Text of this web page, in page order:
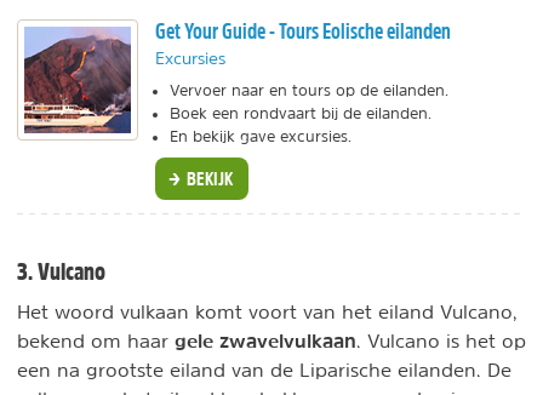
Get Your Guide - Tours Eolische eilanden
Excursies
Vervoer naar en tours op de eilanden.
Boek een rondvaart bij de eilanden.
En bekijk gave excursies.
BEKIJK
3. Vulcano
Het woord vulkaan komt voort van het eiland Vulcano,
bekend om haar gele zwavelvulkaan . Vulcano is het op
een na grootste eiland van de Liparische eilanden. De